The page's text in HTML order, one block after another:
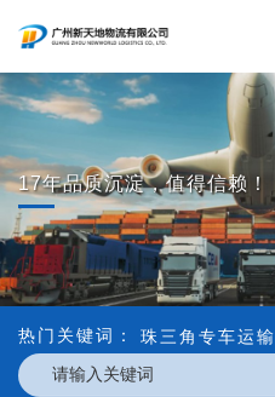
17年品质沉淀，值得信赖！
热门关键词： 珠三角专车运输